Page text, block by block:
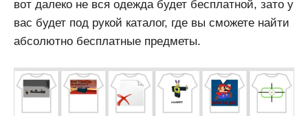
вот далеко не вся одежда будет бесплатной, зато у
вас будет под рукой каталог, где вы сможете найти
абсолютно бесплатные предметы.